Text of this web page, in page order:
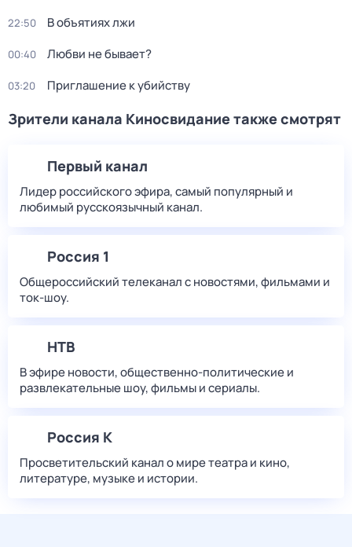
22:50 В объятиях лжи
00:40 Любви не бывает?
03:20 Приглашение к убийству
Зрители канала Киносвидание также смотрят
Первый канал
Лидер российского эфира, самый популярный и
любимый русскоязычный канал.
Россия 1
Общероссийский телеканал с новостями, фильмами и
ток-шоу.
НТВ
В эфире новости, общественно-политические и
развлекательные шоу, фильмы и сериалы.
Россия К
Просветительский канал о мире театра и кино,
литературе, музыке и истории.